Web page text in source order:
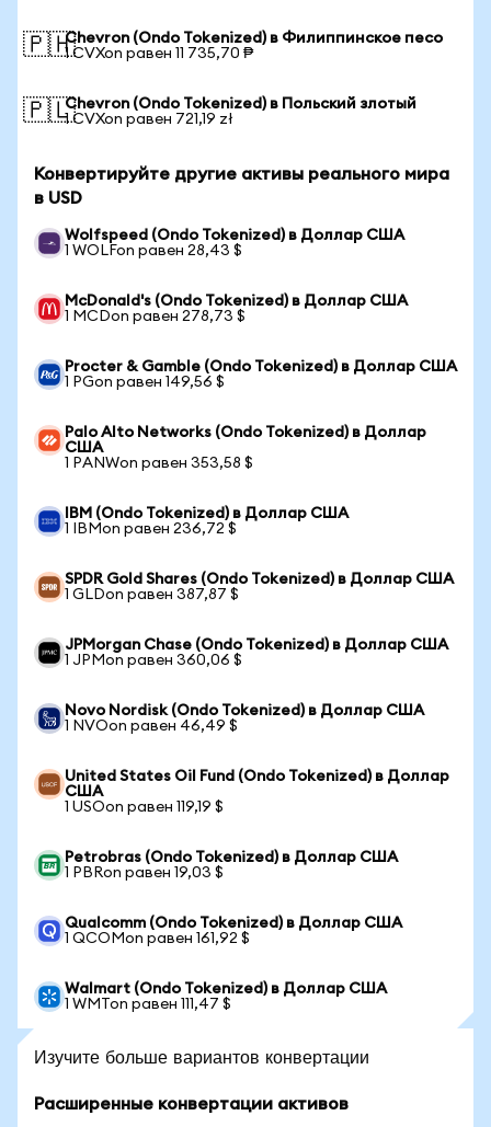
🇵🇭Chevron (Ondo Tokenized) в Филиппинское песо
1 CVXon равен 11 735,70 ₱
🇵🇱Chevron (Ondo Tokenized) в Польский злотый
1 CVXon равен 721,19 zł
Конвертируйте другие активы реального мира
в USD
Wolfspeed (Ondo Tokenized) в Доллар США
1 WOLFon равен 28,43 $
McDonald's (Ondo Tokenized) в Доллар США
1 MCDon равен 278,73 $
Procter & Gamble (Ondo Tokenized) в Доллар США
1 PGon равен 149,56 $
Palo Alto Networks (Ondo Tokenized) в Доллар
США
1 PANWon равен 353,58 $
IBM (Ondo Tokenized) в Доллар США
1 IBMon равен 236,72 $
SPDR Gold Shares (Ondo Tokenized) в Доллар США
1 GLDon равен 387,87 $
JPMorgan Chase (Ondo Tokenized) в Доллар США
1 JPMon равен 360,06 $
Novo Nordisk (Ondo Tokenized) в Доллар США
1 NVOon равен 46,49 $
United States Oil Fund (Ondo Tokenized) в Доллар
США
1 USOon равен 119,19 $
Petrobras (Ondo Tokenized) в Доллар США
1 PBRon равен 19,03 $
Qualcomm (Ondo Tokenized) в Доллар США
1 QCOMon равен 161,92 $
Walmart (Ondo Tokenized) в Доллар США
1 WMTon равен 111,47 $
Изучите больше вариантов конвертации
Расширенные конвертации активов